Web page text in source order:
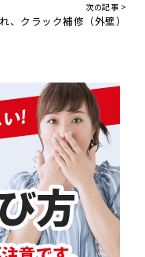
次の記事 >
クラック補修（外壁）